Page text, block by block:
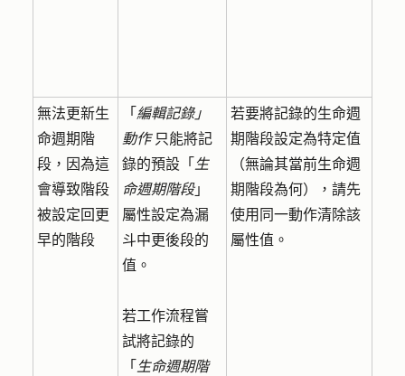
無法更新生
命週期階
段，因為這
會導致階段
被設定回更
早的階段
「 編輯記錄」
動作 只能將記
錄的預設「 生
命週期階段」
屬性設定為漏
斗中更後段的
值。
若工作流程嘗
試將記錄的
「 生命週期階
若要將記錄的生命週
期階段設定為特定值
（無論其當前生命週
期階段為何），請先
使用同一動作清除該
屬性值。